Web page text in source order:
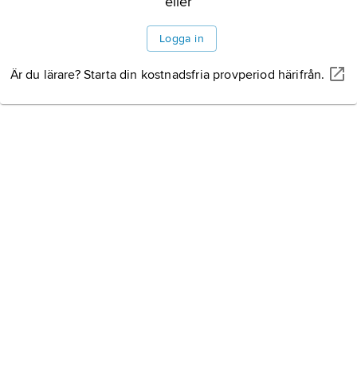
Logga in
Är du lärare? Starta din kostnadsfria provperiod härifrån.